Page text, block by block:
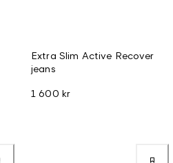
Extra Slim Active Recover
jeans
1 600 kr